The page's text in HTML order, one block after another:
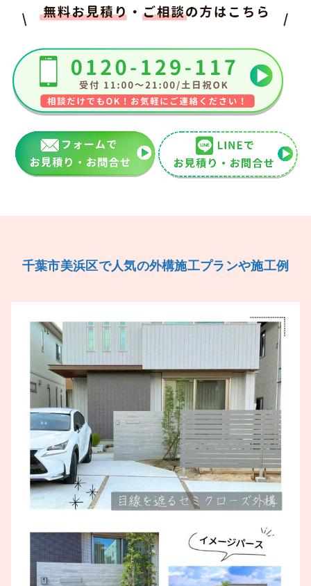
千葉市美浜区で人気の外構施工プランや施工例